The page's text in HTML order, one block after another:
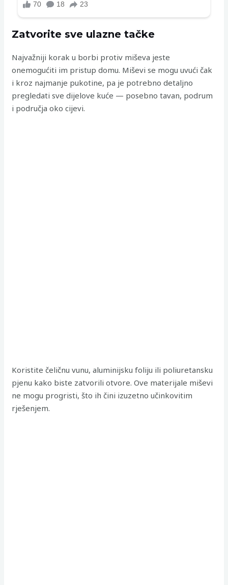
Zatvorite sve ulazne tačke
Najvažniji korak u borbi protiv miševa jeste
onemogućiti im pristup domu. Miševi se mogu uvući čak
i kroz najmanje pukotine, pa je potrebno detaljno
pregledati sve dijelove kuće — posebno tavan, podrum
i područja oko cijevi.
Koristite čeličnu vunu, aluminijsku foliju ili poliuretansku
pjenu kako biste zatvorili otvore. Ove materijale miševi
ne mogu progristi, što ih čini izuzetno učinkovitim
rješenjem.